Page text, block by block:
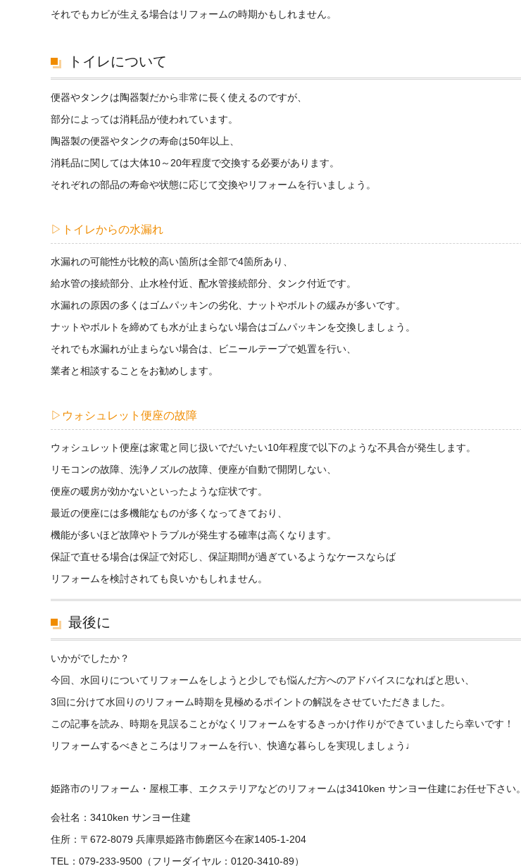
それでもカビが生える場合はリフォームの時期かもしれません。
トイレについて
便器やタンクは陶器製だから非常に長く使えるのですが、
部分によっては消耗品が使われています。
陶器製の便器やタンクの寿命は50年以上、
消耗品に関しては大体10～20年程度で交換する必要があります。
それぞれの部品の寿命や状態に応じて交換やリフォームを行いましょう。
▷トイレからの水漏れ
水漏れの可能性が比較的高い箇所は全部で4箇所あり、
給水管の接続部分、止水栓付近、配水管接続部分、タンク付近です。
水漏れの原因の多くはゴムパッキンの劣化、ナットやボルトの緩みが多いです。
ナットやボルトを締めても水が止まらない場合はゴムパッキンを交換しましょう。
それでも水漏れが止まらない場合は、ビニールテープで処置を行い、
業者と相談することをお勧めします。
▷ウォシュレット便座の故障
ウォシュレット便座は家電と同じ扱いでだいたい10年程度で以下のような不具合が発生します。
リモコンの故障、洗浄ノズルの故障、便座が自動で開閉しない、
便座の暖房が効かないといったような症状です。
最近の便座には多機能なものが多くなってきており、
機能が多いほど故障やトラブルが発生する確率は高くなります。
保証で直せる場合は保証で対応し、保証期間が過ぎているようなケースならば
リフォームを検討されても良いかもしれません。
最後に
いかがでしたか？
今回、水回りについてリフォームをしようと少しでも悩んだ方へのアドバイスになればと思い、
3回に分けて水回りのリフォーム時期を見極めるポイントの解説をさせていただきました。
この記事を読み、時期を見誤ることがなくリフォームをするきっかけ作りができていましたら幸いです！
リフォームするべきところはリフォームを行い、快適な暮らしを実現しましょう♩
姫路市のリフォーム・屋根工事、エクステリアなどのリフォームは3410ken サンヨー住建にお任せ下さい。
会社名：3410ken サンヨー住建
住所：〒672-8079 兵庫県姫路市飾磨区今在家1405-1-204
TEL：079-233-9500（フリーダイヤル：0120-3410-89）